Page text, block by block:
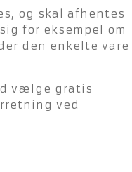
og skal afhentes
for eksempel om
den enkelte vare
vælge gratis
ved